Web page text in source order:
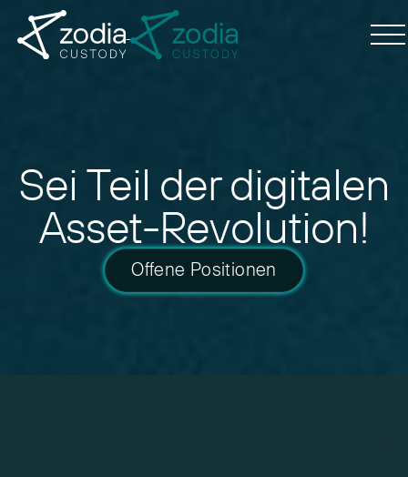
Sei Teil der digitalen
Asset-Revolution!
Offene Positionen